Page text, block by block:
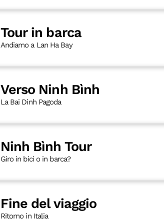
Tour in barca
Andiamo a Lan Ha Bay
Verso Ninh Bình
La Bai Dinh Pagoda
Ninh Bình Tour
Giro in bici o in barca?
Fine del viaggio
Ritorno in Italia